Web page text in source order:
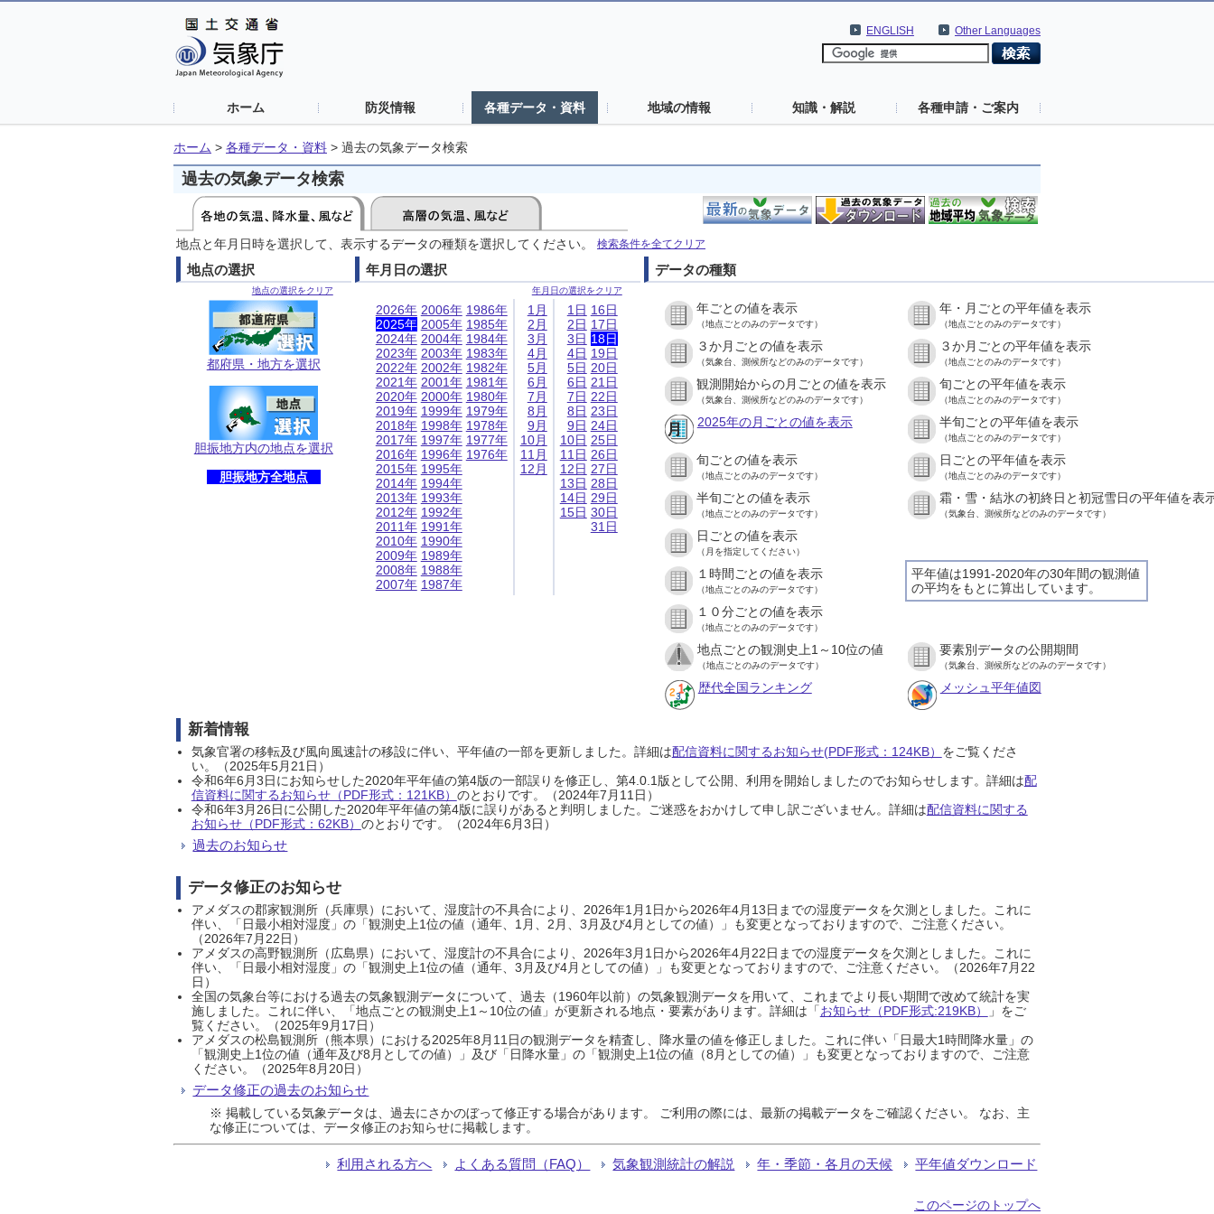
Other Languages
ENGLISH
ホーム 防災情報 各種データ・資料 地域の情報 知識・解説 各種申請・ご案内
ホーム > 各種データ・資料 > 過去の気象データ検索
過去の気象データ検索
地点と年月日時を選択して、表示するデータの種類を選択してください。 検索条件を全てクリア
地点の選択
地点の選択をクリア
都府県・地方を選択
胆振地方内の地点を選択
胆振地方全地点
年月日の選択
年月日の選択をクリア
2026年
2025年
2024年
2023年
2022年
2021年
2020年
2019年
2018年
2017年
2016年
2015年
2014年
2013年
2012年
2011年
2010年
2009年
2008年
2007年
2006年
2005年
2004年
2003年
2002年
2001年
2000年
1999年
1998年
1997年
1996年
1995年
1994年
1993年
1992年
1991年
1990年
1989年
1988年
1987年
1986年
1985年
1984年
1983年
1982年
1981年
1980年
1979年
1978年
1977年
1976年
1月
2月
3月
4月
5月
6月
7月
8月
9月
10月
11月
12月
1日
2日
3日
4日
5日
6日
7日
8日
9日
10日
11日
12日
13日
14日
15日
16日
17日
18日
19日
20日
21日
22日
23日
24日
25日
26日
27日
28日
29日
30日
31日
データの種類
年ごとの値を表示
（地点ごとのみのデータです）
年・月ごとの平年値を表示
（地点ごとのみのデータです）
３か月ごとの値を表示
（気象台、測候所などのみのデータです）
３か月ごとの平年値を表示
（地点ごとのみのデータです）
観測開始からの月ごとの値を表示
（気象台、測候所などのみのデータです）
旬ごとの平年値を表示
（地点ごとのみのデータです）
2025年の月ごとの値を表示 半旬ごとの平年値を表示
（地点ごとのみのデータです）
旬ごとの値を表示
（地点ごとのみのデータです）
日ごとの平年値を表示
（地点ごとのみのデータです）
半旬ごとの値を表示
（地点ごとのみのデータです）
霜・雪・結氷の初終日と初冠雪日の平年値を表
（気象台、測候所などのみのデータです）
日ごとの値を表示
（月を指定してください）
平年値は1991-2020年の30年間の観測値
の平均をもとに算出しています。
１時間ごとの値を表示
（地点ごとのみのデータです）
１０分ごとの値を表示
（地点ごとのみのデータです）
地点ごとの観測史上1～10位の値
（地点ごとのみのデータです）
要素別データの公開期間
（気象台、測候所などのみのデータです）
歴代全国ランキング メッシュ平年値図
新着情報
気象官署の移転及び風向風速計の移設に伴い、平年値の一部を更新しました。詳細は配信資料に関するお知らせ(PDF形式：124KB） をご覧くださ
い。（2025年5月21日）
令和6年6月3日にお知らせした2020年平年値の第4版の一部誤りを修正し、第4.0.1版として公開、利用を開始しましたのでお知らせします。詳細は配
信資料に関するお知らせ（PDF形式：121KB） のとおりです。（2024年7月11日）
令和6年3月26日に公開した2020年平年値の第4版に誤りがあると判明しました。ご迷惑をおかけして申し訳ございません。詳細は配信資料に関する
お知らせ（PDF形式：62KB） のとおりです。（2024年6月3日）
過去のお知らせ
データ修正のお知らせ
アメダスの郡家観測所（兵庫県）において、湿度計の不具合により、2026年1月1日から2026年4月13日までの湿度データを欠測としました。これに
伴い、「日最小相対湿度」の「観測史上1位の値（通年、1月、2月、3月及び4月としての値）」も変更となっておりますので、ご注意ください。
（2026年7月22日）
アメダスの高野観測所（広島県）において、湿度計の不具合により、2026年3月1日から2026年4月22日までの湿度データを欠測としました。これに
伴い、「日最小相対湿度」の「観測史上1位の値（通年、3月及び4月としての値）」も変更となっておりますので、ご注意ください。（2026年7月22
日）
全国の気象台等における過去の気象観測データについて、過去（1960年以前）の気象観測データを用いて、これまでより長い期間で改めて統計を実
施しました。これに伴い、「地点ごとの観測史上1～10位の値」が更新される地点・要素があります。詳細は「お知らせ（PDF形式:219KB）
」をご
覧ください。（2025年9月17日）
アメダスの松島観測所（熊本県）における2025年8月11日の観測データを精査し、降水量の値を修正しました。これに伴い「日最大1時間降水量」の
「観測史上1位の値（通年及び8月としての値）」及び「日降水量」の「観測史上1位の値（8月としての値）」も変更となっておりますので、ご注意
ください。（2025年8月20日）
データ修正の過去のお知らせ
※ 掲載している気象データは、過去にさかのぼって修正する場合があります。 ご利用の際には、最新の掲載データをご確認ください。 なお、主
な修正については、データ修正のお知らせに掲載します。
利用される方へ よくある質問（FAQ） 気象観測統計の解説 年・季節・各月の天候 平年値ダウンロード
このページのトップへ